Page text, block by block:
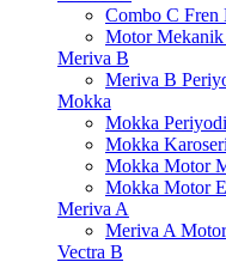
Combo C Fren
Motor Mekanik
Meriva B
Meriva B
Mokka
Mokka
Mokka
Mokka Motor
Mokka Motor
Meriva A
Meriva A
Vectra B